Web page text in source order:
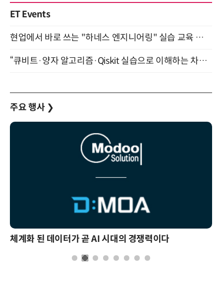
ET Events
현업에서 바로 쓰는 "하네스 엔지니어링" 실습 교육 워크숍 8월 20일 개최
“큐비트·양자 알고리즘·Qiskit 실습으로 이해하는 차세대 컴퓨팅” (8/28)
주요 행사 ❯
체계화 된 데이터가 곧 AI 시대의 경쟁력이다